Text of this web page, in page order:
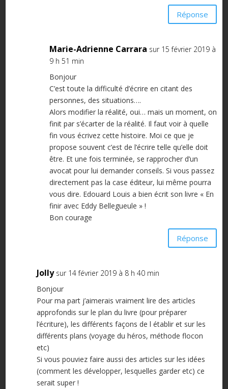
Réponse
Marie-Adrienne Carrara sur 15 février 2019 à
9 h 51 min
Bonjour
C’est toute la difficulté d’écrire en citant des
personnes, des situations….
Alors modifier la réalité, oui… mais un moment, on
finit par s’écarter de la réalité. Il faut voir à quelle
fin vous écrivez cette histoire. Moi ce que je
propose souvent c’est de l’écrire telle qu’elle doit
être. Et une fois terminée, se rapprocher d’un
avocat pour lui demander conseils. Si vous passez
directement pas la case éditeur, lui même pourra
vous dire. Edouard Louis a bien écrit son livre « En
finir avec Eddy Bellegueule » !
Bon courage
Réponse
Jolly sur 14 février 2019 à 8 h 40 min
Bonjour
Pour ma part j’aimerais vraiment lire des articles
approfondis sur le plan du livre (pour préparer
l’écriture), les différents façons de l établir et sur les
différents plans (voyage du héros, méthode flocon
etc)
Si vous pouviez faire aussi des articles sur les idées
(comment les développer, lesquelles garder etc) ce
serait super !